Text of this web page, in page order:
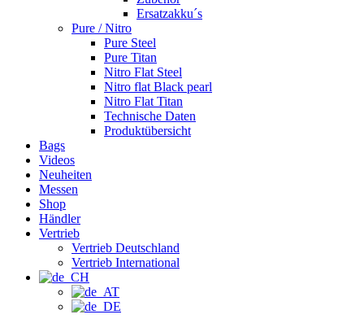
Ersatzakku´s
Pure / Nitro
Pure Steel
Pure Titan
Nitro Flat Steel
Nitro flat Black pearl
Nitro Flat Titan
Technische Daten
Produktübersicht
Bags
Videos
Neuheiten
Messen
Shop
Händler
Vertrieb
Vertrieb Deutschland
Vertrieb International